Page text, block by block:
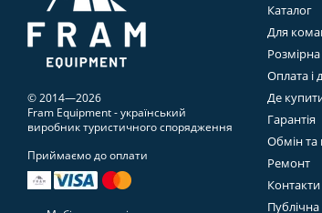
© 2014—2026
Fram Equipment - український
виробник туристичного спорядження
Приймаємо до оплати
Каталог
Для
Розмірна
Оплата і
Де
Гарантія
Обмін та
Ремонт
Контакти